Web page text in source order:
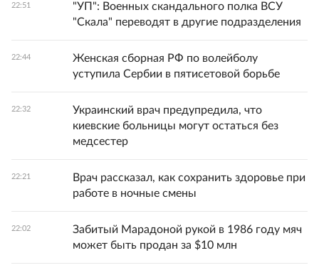
22:51
"УП": Военных скандального полка ВСУ
"Скала" переводят в другие подразделения
22:44
Женская сборная РФ по волейболу
уступила Сербии в пятисетовой борьбе
22:32
Украинский врач предупредила, что
киевские больницы могут остаться без
медсестер
22:21
Врач рассказал, как сохранить здоровье при
работе в ночные смены
22:02
Забитый Марадоной рукой в 1986 году мяч
может быть продан за $10 млн